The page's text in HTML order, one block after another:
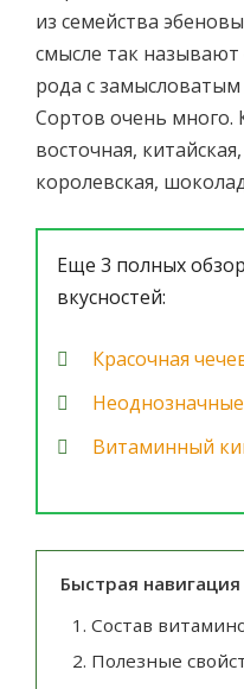
из семейства
смысле так
рода с
Сортов очень много.
восточная,
королевская,
Еще 3 полных
вкусностей:
Красочная
Витаминный
Быстрая навигация
1. Состав
2. Полезные